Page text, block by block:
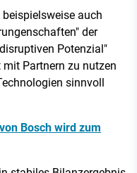
auch
der
Potenzial"
Partnern zu nutzen
sinnvoll
Bosch wird zum